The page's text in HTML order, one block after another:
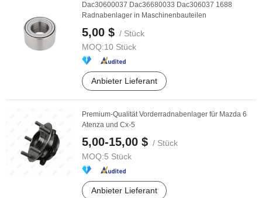
Dac30600037 Dac36680033 Dac306037 1688
Radnabenlager in Maschinenbauteilen
5,00 $ / Stück
MOQ:10 Stück
Anbieter Lieferant
Premium-Qualität Vorderradnabenlager für Mazda 6
Atenza und Cx-5
5,00-15,00 $ / Stück
MOQ:5 Stück
Anbieter Lieferant